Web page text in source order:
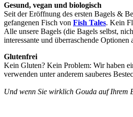
Gesund, vegan und biologisch
Seit der Eröffnung des ersten Bagels &
gefangenen Fisch von Fish Tales. Kein
Alle unsere Bagels (die Bagels selbst,
interessante und überraschende Optionen
Glutenfrei
Kein Gluten? Kein Problem: Wir haben
verwenden unter anderem sauberes
Und wenn Sie wirklich Gouda auf Ihrem